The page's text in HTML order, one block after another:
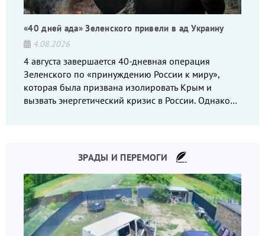
«40 дней ада» Зеленского привели в ад Украину
4.08.2026
4 августа завершается 40-дневная операция
Зеленского по «принуждению России к миру»,
которая была призвана изолировать Крым и
вызвать энергетический кризис в России. Однако
ЗРАДЫ И ПЕРЕМОГИ